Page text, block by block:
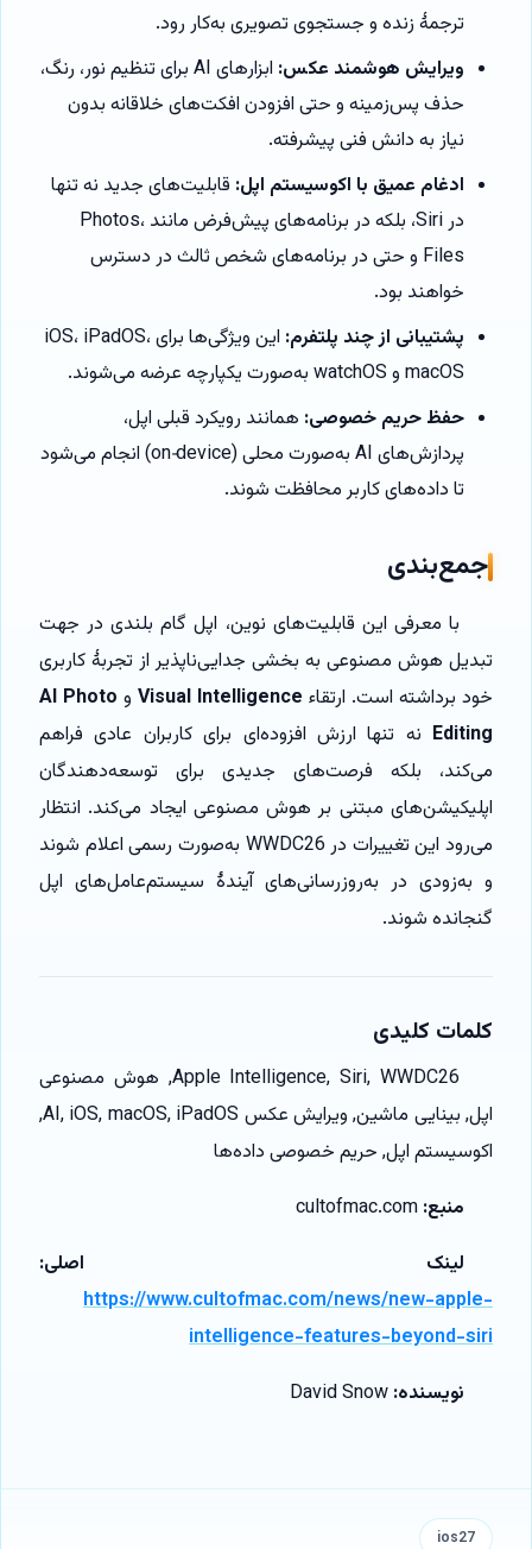
ترجمهٔ زنده و جستجوی تصویری به‌کار رود.
ویرایش هوشمند عکس:
ابزارهای AI برای تنظیم نور، رنگ،
حذف پس‌زمینه و حتی افزودن افکت‌های خلاقانه بدون
نیاز به دانش فنی پیشرفته.
ادغام عمیق با اکوسیستم اپل: قابلیت‌های جدید نه تنها
در Siri، بلکه در برنامه‌های پیش‌فرض مانند Photos،
Files و حتی در برنامه‌های شخص ثالث در دسترس
خواهند بود.
پشتیبانی از چند پلتفرم:
این ویژگی‌ها برای iOS، iPadOS،
macOS و watchOS به‌صورت یکپارچه عرضه می‌شوند.
حفظ حریم خصوصی: همانند رویکرد قبلی اپل،
پردازش‌های AI به‌صورت محلی (on‑device) انجام می‌شود
تا داده‌های کاربر محافظت شوند.
جمع‌بندی
با معرفی این قابلیت‌های نوین، اپل گام بلندی در جهت
تبدیل هوش مصنوعی به بخشی جدایی‌ناپذیر از تجربهٔ کاربری
خود برداشته است. ارتقاء Visual Intelligence و AI Photo
Editing نه تنها ارزش افزوده‌ای برای کاربران عادی فراهم
می‌کند، بلکه فرصت‌های جدیدی برای توسعه‌دهندگان
اپلیکیشن‌های مبتنی بر هوش مصنوعی ایجاد می‌کند. انتظار
می‌رود این تغییرات در WWDC26 به‌صورت رسمی اعلام شوند
و به‌زودی در به‌روزرسانی‌های آیندهٔ سیستم‌عامل‌های اپل
گنجانده شوند.
کلمات کلیدی
Apple Intelligence, Siri, WWDC26, هوش مصنوعی
اپل, بینایی ماشین, ویرایش عکس AI, iOS, macOS, iPadOS,
اکوسیستم اپل, حریم خصوصی داده‌ها
منبع:
لینک اصلی:
https://www.cultofmac.com/news/new-apple-
intelligence-features-beyond-siri
نویسنده:
ios27